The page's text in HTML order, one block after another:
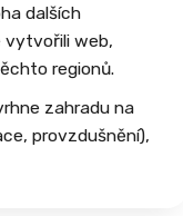
dalších
vytvořili web,
regionů.
zahradu na
provzdušnění),
rozhodně
připravili,